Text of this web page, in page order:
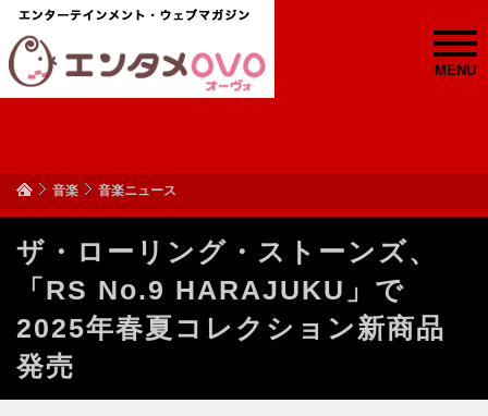
MENU
音楽 音楽ニュース
ザ・ローリング・ストーンズ、
「RS No.9 HARAJUKU」で
2025年春夏コレクション新商品
発売